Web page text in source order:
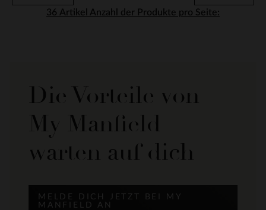
Anzahl der Produkte pro Seite:
Die Vorteile von
My Manfield
warten auf dich
MELDE DICH JETZT BEI MY
MANFIELD AN